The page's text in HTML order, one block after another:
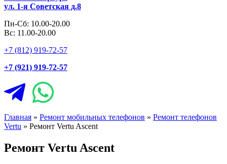
ул. 1-я Советская д.8
Пн-Сб: 10.00-20.00
Вс: 11.00-20.00
+7 (812) 919-72-57
+7 (921) 919-72-57
Главная » Ремонт мобильных телефонов » Ремонт телефонов
Vertu » Ремонт Vertu Ascent
Ремонт Vertu Ascent